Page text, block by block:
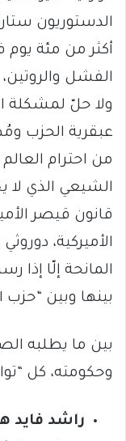
الدستوريون
أكثر من مئة
الفشل
ولا حلّ لمشكلة
عبقرية الحزب
من احترام
الشيعي الذي
قانون قيصر
الأميركية،
المانحة إلّا إذا
بينها وبين “حزب
بين ما يطلبه
وحكومته، كل
راشد فايد